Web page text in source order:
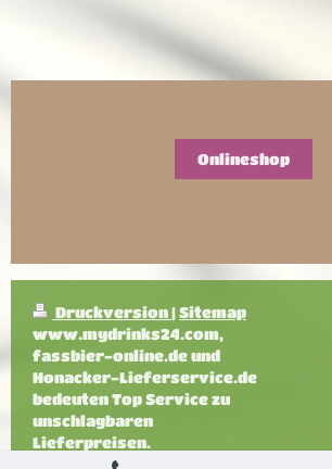
Onlineshop
Druckversion|Sitemap
www.mydrinks24.com,
fassbier-online.de und
Honacker-Lieferservice.de
bedeuten Top Service zu
unschlagbaren
Lieferpreisen.